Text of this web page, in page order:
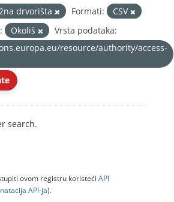
drvorišta Formati:
CSV
Okoliš
Vrsta podataka:
resource/authority/access-
search.
ovom registru koristeći API
API-jа).